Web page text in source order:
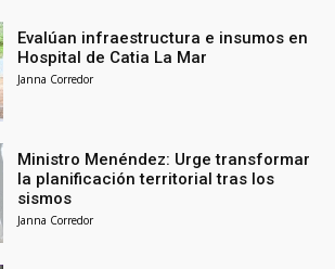
Evalúan infraestructura e insumos en
Hospital de Catia La Mar
Janna Corredor
Ministro Menéndez: Urge transformar
la planificación territorial tras los
sismos
Janna Corredor